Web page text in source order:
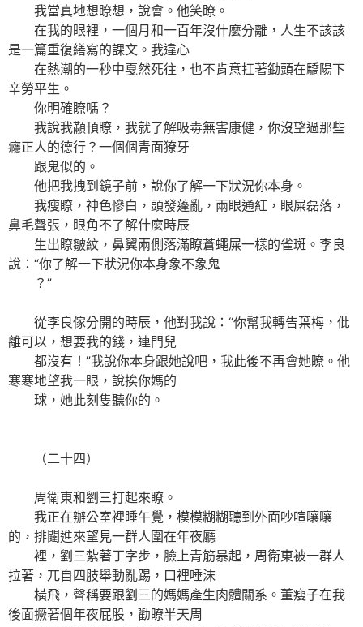
我當真地想瞭想，說會。他笑瞭。
在我的眼裡，一個月和一百年沒什麼分離，人生不該該
是一篇重復繕寫的課文。我違心
在熱潮的一秒中戛然死往，也不肯意扛著鋤頭在驕陽下
辛勞平生。
你明確瞭嗎？
我說我顢頇瞭，我就了解吸毒無害康健，你沒望過那些
癮正人的德行？一個個青面獠牙
跟鬼似的。
他把我拽到鏡子前，說你了解一下狀況你本身。
我瘦瞭，神色慘白，頭發蓬亂，兩眼通紅，眼屎磊落，
鼻毛聲張，眼角不了解什麼時辰
生出瞭皺紋，鼻翼兩側落滿瞭蒼蠅屎一樣的雀斑。李良
說：“你了解一下狀況你本身象不象鬼
？”
從李良傢分開的時辰，他對我說：“你幫我轉告葉梅，仳
離可以，想要我的錢，連門兒
都沒有！”我說你本身跟她說吧，我此後不再會她瞭。他
寒寒地望我一眼，說挨你媽的
球，她此刻隻聽你的。
（二十四）
周衛東和劉三打起來瞭。
我正在辦公室裡睡午覺，模模糊糊聽到外面吵喧嚷嚷
的，排闥進來望見一群人圍在年夜廳
裡，劉三紮著丁字步，臉上青筋暴起，周衛東被一群人
拉著，兀自四肢舉動亂踢，口裡唾沫
橫飛，聲稱要跟劉三的媽媽產生肉體關系。董瘦子在我
後面撅著個年夜屁股，勸瞭半天周